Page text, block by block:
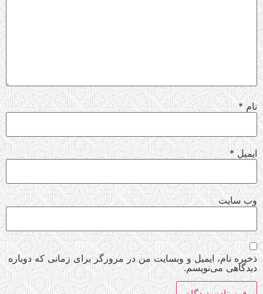
نام*
ایمیل*
وب‌ سایت
ذخیره نام، ایمیل و وبسایت من در مرورگر برای زمانی که دوباره
دیدگاهی می‌نویسم.